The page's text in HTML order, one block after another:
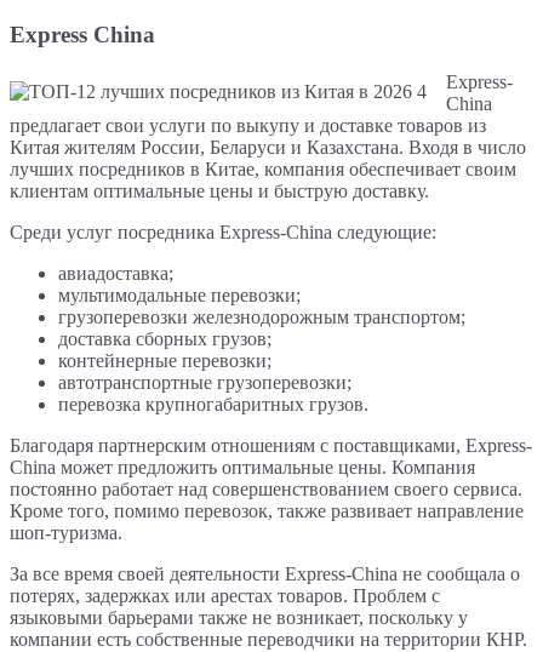
Express China
Express-
China
предлагает свои услуги по выкупу и доставке товаров из
Китая жителям России, Беларуси и Казахстана. Входя в число
лучших посредников в Китае, компания обеспечивает своим
клиентам оптимальные цены и быструю доставку.
Среди услуг посредника Express-China следующие:
авиадоставка;
мультимодальные перевозки;
грузоперевозки железнодорожным транспортом;
доставка сборных грузов;
контейнерные перевозки;
автотранспортные грузоперевозки;
перевозка крупногабаритных грузов.
Благодаря партнерским отношениям с поставщиками, Express-
China может предложить оптимальные цены. Компания
постоянно работает над совершенствованием своего сервиса.
Кроме того, помимо перевозок, также развивает направление
шоп-туризма.
За все время своей деятельности Express-China не сообщала о
потерях, задержках или арестах товаров. Проблем с
языковыми барьерами также не возникает, поскольку у
компании есть собственные переводчики на территории КНР.